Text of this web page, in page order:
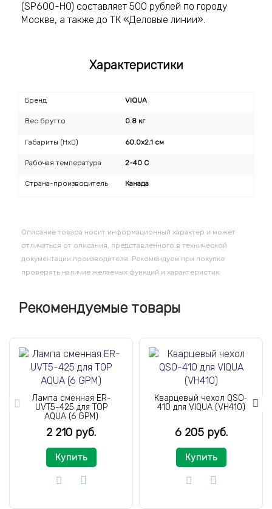
(SP600-HO) составляет 500 рублей по городу
Москве, а также до ТК «Деловые линии».
Характеристики
Бренд VIQUA
Вес брутто 0.8 кг
Габариты (HxD) 60.0х2.1 см
Рабочая температура 2-40 C
Страна-производитель Канада
Описание товара носит информационный характер и может
отличаться от описания, представленного в технической
документации производителя. Рекомендуем при покупке
проверять наличие желаемых функций и характеристик.
Рекомендуемые товары
Лампа сменная ER-
UVT5-425 для TOP
AQUA (6 GPM)
2 210 руб.
Купить
Кварцевый чехол QSO-
410 для VIQUA (VH410)
6 205 руб.
Купить